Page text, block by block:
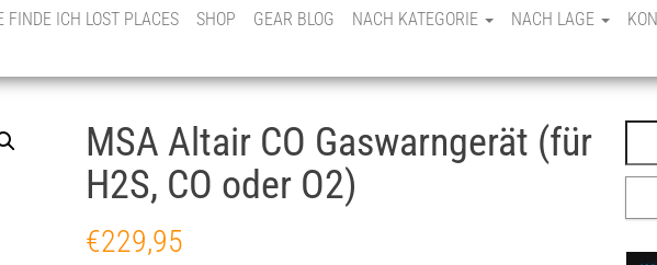
FINDE ICH LOST PLACES SHOP GEAR BLOG NACH KATEGORIE NACH LAGE
MSA Altair CO Gaswarngerät (für
H2S, CO oder O2)
€229,95